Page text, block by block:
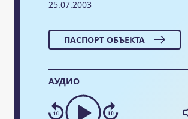
25.07.2003
ПАСПОРТ ОБЪЕКТА
АУДИО